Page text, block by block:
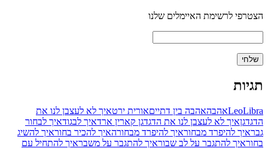
הצטרפי לרשימת האיימלים שלנו
תגיות
LeoLibra אהבהאהבה בין דתייםאורית ירטאיך לא לעצבן לנו את
הדגדגןאיך לא לעצבן לנו את הדגדגן קארין ארדאיך לבגודאיך לבחור
גבראיך להיפרד מבחוראיך להיפרד מבחורהאיך להכיר בחוראיך להשיג
בחוראיך להתגבר על לב שבוראיך להתגבר על משבראיך להתחיל עם